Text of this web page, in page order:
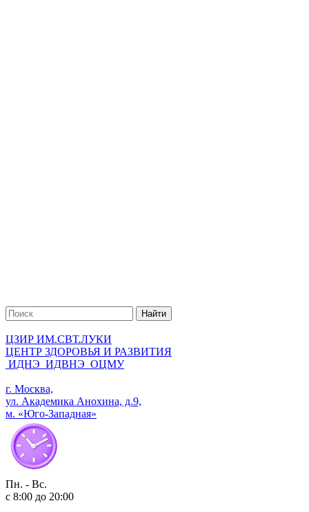
Найти
ЦЗИР ИМ.СВТ.ЛУКИ
ЦЕНТР ЗДОРОВЬЯ И РАЗВИТИЯ
ИДНЭ ИДВНЭ ОЦМУ
г. Москва,
ул. Академика Анохина, д.9,
м. «Юго-Западная»
Пн. - Вс.
с 8:00 до 20:00